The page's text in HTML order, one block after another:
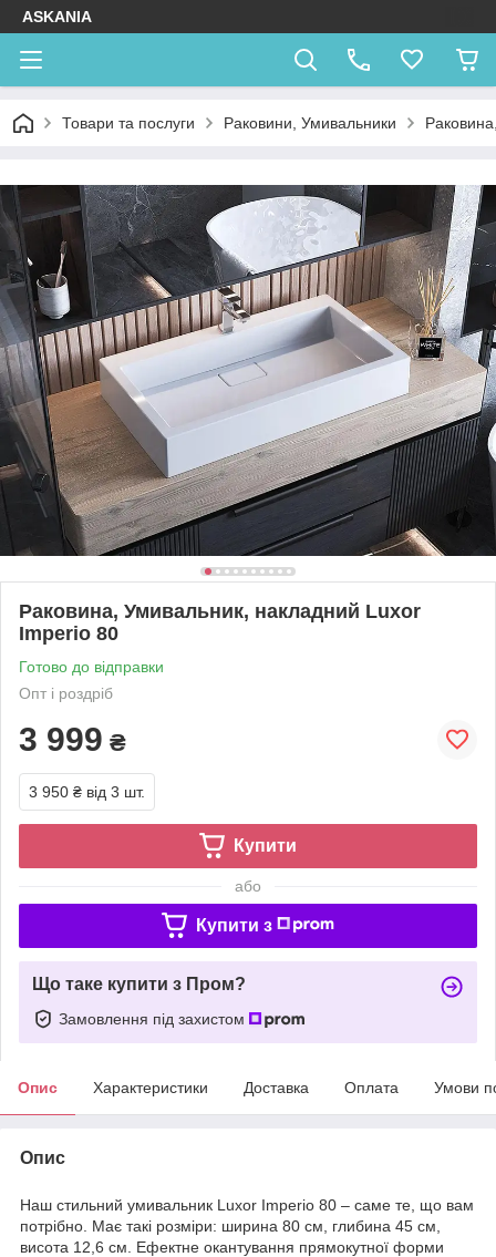
ASKANIA
Товари та послуги Раковини, Умивальники
Раковина, Умивальник, накладний Luxor
Imperio 80
Готово до відправки
Опт і роздріб
3 999 ₴
3 950 ₴ від 3 шт.
Купити
або
Купити з
Що таке купити з Пром?
Замовлення під захистом
Опис Характеристики Доставка Оплата Умови
Опис
Наш стильний умивальник Luxor Imperio 80 – саме те, що вам
потрібно. Має такі розміри: ширина 80 см, глибина 45 см,
висота 12,6 см. Ефектне окантування прямокутної форми